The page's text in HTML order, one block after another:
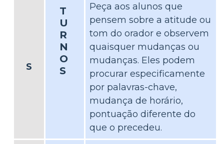
S
T
U
R
N
O
S
Peça aos alunos que
pensem sobre a atitude ou
tom do orador e observem
quaisquer mudanças ou
mudanças. Eles podem
procurar especificamente
por palavras-chave,
mudança de horário,
pontuação diferente do
que o precedeu.